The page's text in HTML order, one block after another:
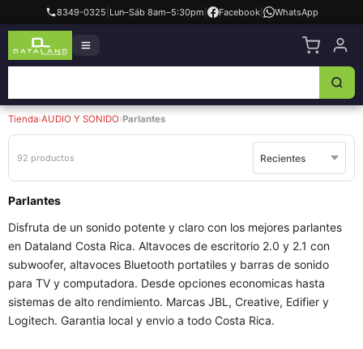
8349-0325 Lun–Sáb 8am–5:30pm Facebook| WhatsApp
Tienda›AUDIO Y SONIDO›Parlantes
92 productos
Parlantes
Disfruta de un sonido potente y claro con los mejores parlantes
en Dataland Costa Rica. Altavoces de escritorio 2.0 y 2.1 con
subwoofer, altavoces Bluetooth portatiles y barras de sonido
para TV y computadora. Desde opciones economicas hasta
sistemas de alto rendimiento. Marcas JBL, Creative, Edifier y
Logitech. Garantia local y envio a todo Costa Rica.